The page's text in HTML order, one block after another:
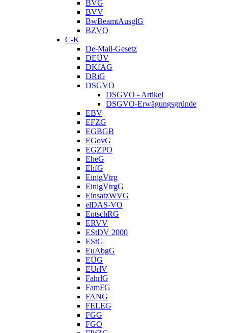
BVG
BVV
BwBeamtAusglG
BZVO
C-K
De-Mail-Gesetz
DEÜV
DKfAG
DRiG
DSGVO
DSGVO - Artikel
DSGVO-Erwägungsgründe
EBV
EFZG
EGBGB
EGovG
EGZPO
EheG
EhfG
EinigVtrg
EinigVtrgG
EinsatzWVG
elDAS-VO
EntschRG
ERVV
EStDV 2000
EStG
EuAbgG
EÜG
EUrlV
FahrlG
FamFG
FANG
FELEG
FGG
FGO